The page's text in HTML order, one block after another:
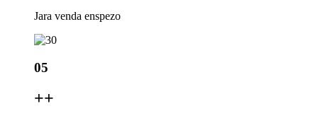
Jara venda enspezo
05
++